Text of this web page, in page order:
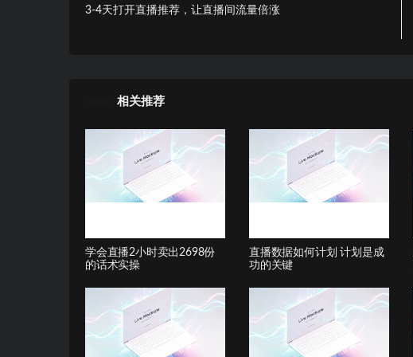
3-4天打开直播推荐，让直播间流量倍涨
相关推荐
学会直播2⼩时卖出2698份
的话术实操
直播数据如何计划 计划是成
功的关键